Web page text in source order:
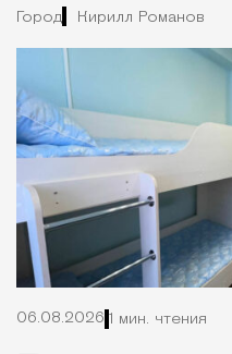
Город Кирилл Романов
06.08.2026 1 мин. чтения